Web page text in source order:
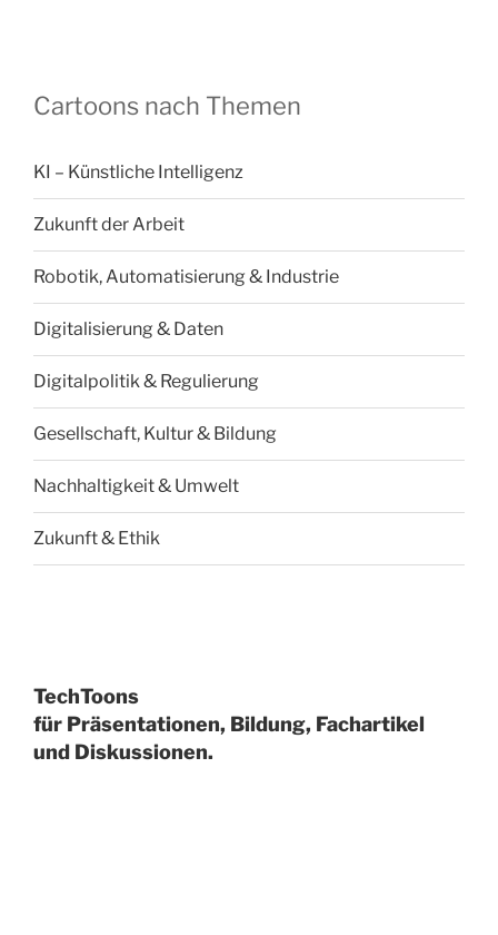
Cartoons nach Themen
KI – Künstliche Intelligenz
Zukunft der Arbeit
Robotik, Automatisierung & Industrie
Digitalisierung & Daten
Digitalpolitik & Regulierung
Gesellschaft, Kultur & Bildung
Nachhaltigkeit & Umwelt
Zukunft & Ethik
TechToons
für Präsentationen, Bildung, Fachartikel
und Diskussionen.